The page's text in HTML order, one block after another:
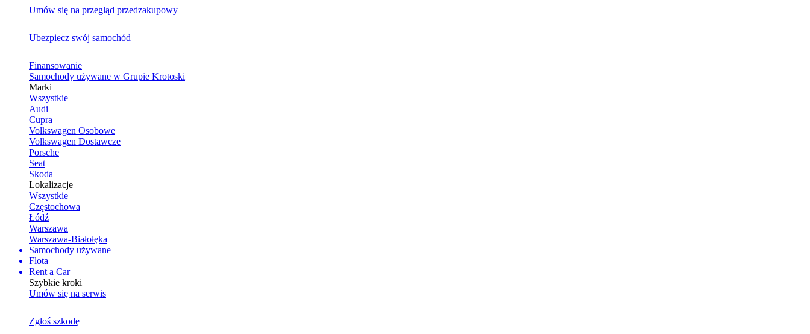
Umów się na przegląd przedzakupowy
Ubezpiecz swój samochód
Finansowanie
Samochody używane w Grupie Krotoski
Marki
Wszystkie
Audi
Cupra
Volkswagen Osobowe
Volkswagen Dostawcze
Porsche
Seat
Skoda
Lokalizacje
Wszystkie
Częstochowa
Łódź
Warszawa
Warszawa-Białołęka
Samochody używane
Flota
Rent a Car
Szybkie kroki
Umów się na serwis
Zgłoś szkodę